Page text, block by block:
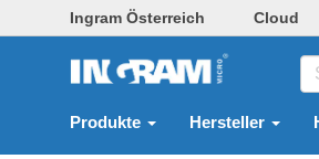
Ingram Österreich Cloud
Produkte Hersteller